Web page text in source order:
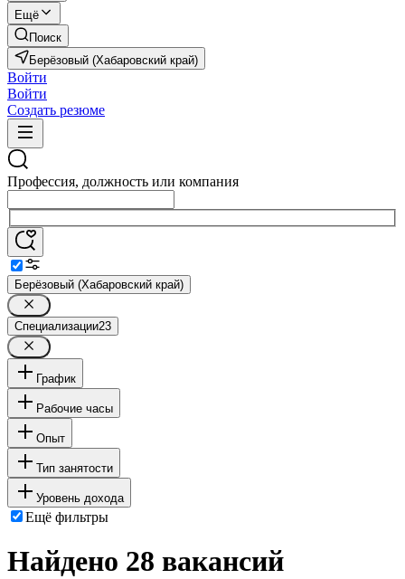
Ещё
Поиск
Берёзовый (Хабаровский край)
Войти
Войти
Создать резюме
Профессия, должность или компания
Берёзовый (Хабаровский край)
Специализации23
График
Рабочие часы
Опыт
Тип занятости
Уровень дохода
Ещё фильтры
Найдено 28 вакансий